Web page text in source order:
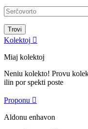
Kolektoj 
Miaj kolektoj
Neniu kolekto! Provu
ilin por spekti poste
Proponu 
Aldonu enhavon